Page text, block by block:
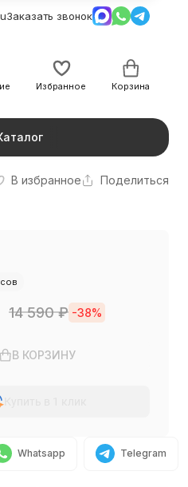
Заказать звонок
Избранное Корзина
В избранное Поделиться
14 590₽ -38%
В КОРЗИНУ
Купить в 1 клик
Whatsapp Telegram